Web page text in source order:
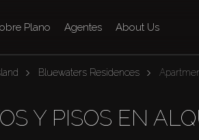
Plano Agentes About Us
Bluewaters Residences
Y PISOS EN